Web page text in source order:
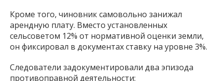
Кроме того, чиновник самовольно занижал
арендную плату. Вместо установленных
сельсоветом 12% от нормативной оценки земли,
он фиксировал в документах ставку на уровне 3%.
Следователи задокументировали два эпизода
противоправной деятельности: